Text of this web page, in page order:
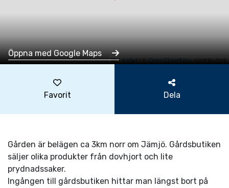
Leaflet|©OpenStreetMapcontributors
Öppna med Google Maps
Favorit Dela
Gården är belägen ca 3km norr om Jämjö. Gårdsbutiken
säljer olika produkter från dovhjort och lite
prydnadssaker.
Ingången till gårdsbutiken hittar man längst bort på